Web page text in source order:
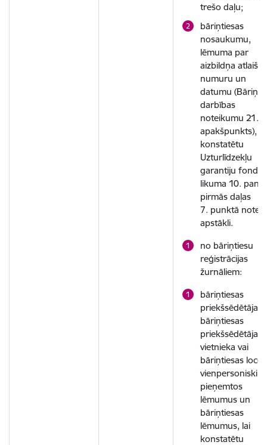
trešo daļu;
bāriņtiesas
nosaukumu,
lēmuma par
aizbildņa
numuru un
datumu
darbības
noteikumu
apakšpunkts), lai
konstatētu
Uzturlīdzekļu
garantiju fonda
likuma 10. panta
pirmās daļas
7. punktā
apstākli.
no bāriņtiesu
reģistrācijas
žurnāliem:
bāriņtiesas
priekšsēdētāja,
bāriņtiesas
priekšsēdētāja
vietnieka vai
bāriņtiesas
vienpersoniski
pieņemtos
lēmumus un
bāriņtiesas
lēmumus, lai
konstatētu